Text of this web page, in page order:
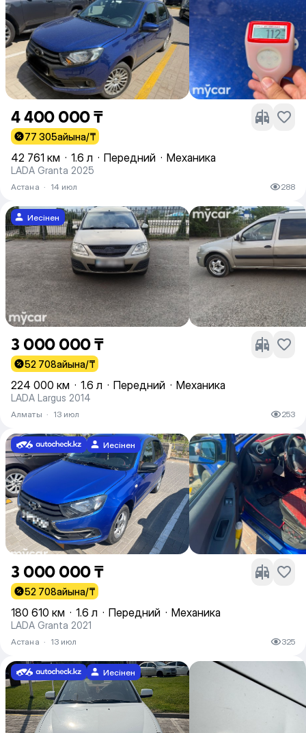
4 400 000 ₸
77 305айына/₸
42 761 км · 1.6 л · Передний · Механика
LADA Granta 2025
Астана · 14 июл 288
Иесінен
3 000 000 ₸
52 708айына/₸
224 000 км · 1.6 л · Передний · Механика
LADA Largus 2014
Алматы · 13 июл 253
Иесінен
3 000 000 ₸
52 708айына/₸
180 610 км · 1.6 л · Передний · Механика
LADA Granta 2021
Астана · 13 июл 325
Иесінен